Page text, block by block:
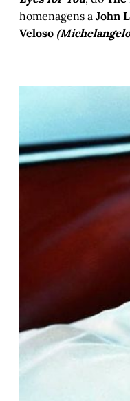
homenagens a John
Veloso